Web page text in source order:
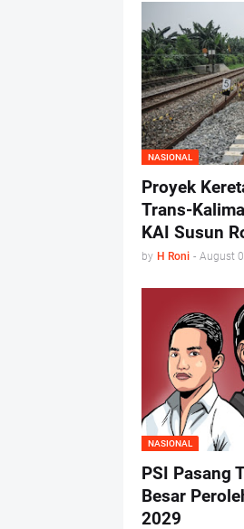
NASIONAL
Proyek
Trans-
KAI Susun
by H Roni - August
NASIONAL
PSI Pasang
Besar
2029